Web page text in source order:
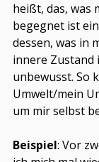
heißt, das, was
begegnet ist
dessen, was in
innere Zustand
unbewusst. So
Umwelt/mein
um mir selbst
Beispiel: Vor